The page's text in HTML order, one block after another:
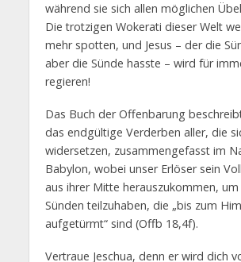
während sie sich allen möglichen
Die trotzigen Wokerati dieser Welt
mehr spotten, und Jesus – der die
aber die Sünde hasste – wird für
regieren!
Das Buch der Offenbarung
das endgültige Verderben aller, die
widersetzen, zusammengefasst im
Babylon, wobei unser Erlöser sein
aus ihrer Mitte herauszukommen,
Sünden teilzuhaben, die „bis zum
aufgetürmt“ sind (Offb 18,4f).
Vertraue Jeschua, denn er wird dich